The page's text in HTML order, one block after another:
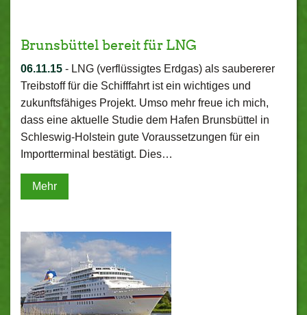
Brunsbüttel bereit für LNG
06.11.15 - LNG (verflüssigtes Erdgas) als saubererer
Treibstoff für die Schifffahrt ist ein wichtiges und
zukunftsfähiges Projekt. Umso mehr freue ich mich,
dass eine aktuelle Studie dem Hafen Brunsbüttel in
Schleswig-Holstein gute Voraussetzungen für ein
Importterminal bestätigt. Dies…
Mehr